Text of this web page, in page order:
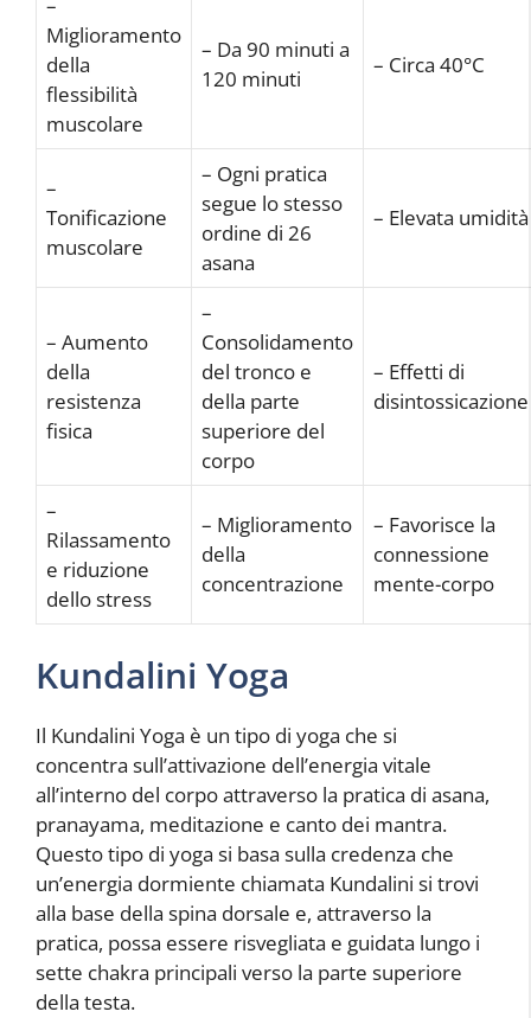
Miglioramento
della
flessibilità
muscolare
– Da 90 minuti a
120 minuti
– Circa 40°C
–
Tonificazione
muscolare
– Ogni pratica
segue lo stesso
ordine di 26
asana
– Elevata umidità
– Aumento
della
resistenza
fisica
–
Consolidamento
del tronco e
della parte
superiore del
corpo
– Effetti di
disintossicazione
–
Rilassamento
e riduzione
dello stress
– Miglioramento
della
concentrazione
– Favorisce la
connessione
mente-corpo
Kundalini Yoga
Il Kundalini Yoga è un tipo di yoga che si
concentra sull’attivazione dell’energia vitale
all’interno del corpo attraverso la pratica di asana,
pranayama, meditazione e canto dei mantra.
Questo tipo di yoga si basa sulla credenza che
un’energia dormiente chiamata Kundalini si trovi
alla base della spina dorsale e, attraverso la
pratica, possa essere risvegliata e guidata lungo i
sette chakra principali verso la parte superiore
della testa.